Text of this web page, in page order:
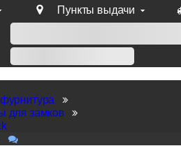
Пункты выдачи
руб продукции Venezia, Fratelli,
для замков